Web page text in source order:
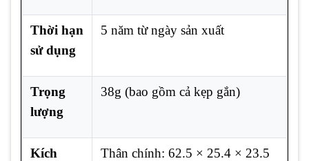
Thời hạn
sử dụng
5 năm từ ngày sản xuất
Trọng
lượng
38g (bao gồm cả kẹp gắn)
Kích
Thân chính: 62.5 × 25.4 × 23.5